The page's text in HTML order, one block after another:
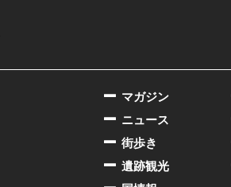
マガジン
ニュース
街歩き
遺跡観光